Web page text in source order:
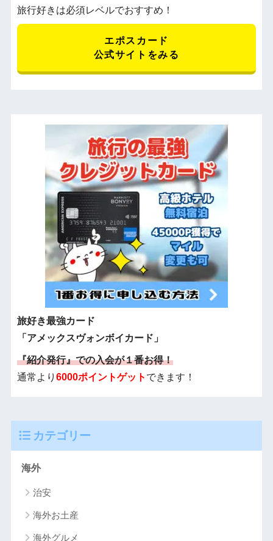
旅行好きは必須レベルでおすすめ！
エポスカード
公式サイトをみる
旅好き最強カード
「アメックスヴォンボイカード」
『紹介発行』での入会が１番お得！
通常より 6000ポイントゲット できます！
カテゴリー
海外
治安
海外お土産
海外グルメ